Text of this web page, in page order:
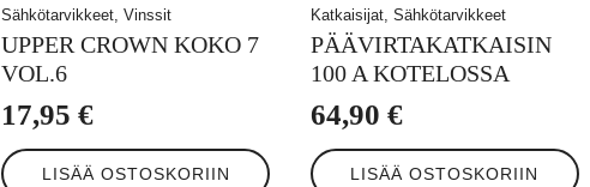
Sähkötarvikkeet, Vinssit
UPPER CROWN KOKO 7
VOL.6
17,95€
LISÄÄ OSTOSKORIIN
Katkaisijat, Sähkötarvikkeet
PÄÄVIRTAKATKAISIN
100 A KOTELOSSA
64,90 €
LISÄÄ OSTOSKORIIN